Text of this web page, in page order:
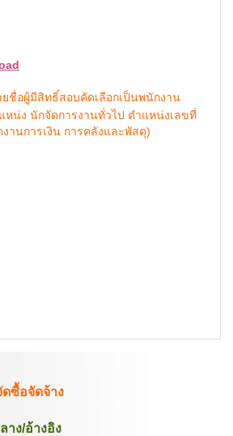
ยชื่อผู้มีสิทธิ์สอบคัดเลือกเป็นพนักงาน
หน่ง นักจัดการงานทั่วไป ตำแหน่งเลขที่
งานการเงิน การคลังและพัสดุ)
ซื้อจัดจ้าง
าง/อ้างอิง